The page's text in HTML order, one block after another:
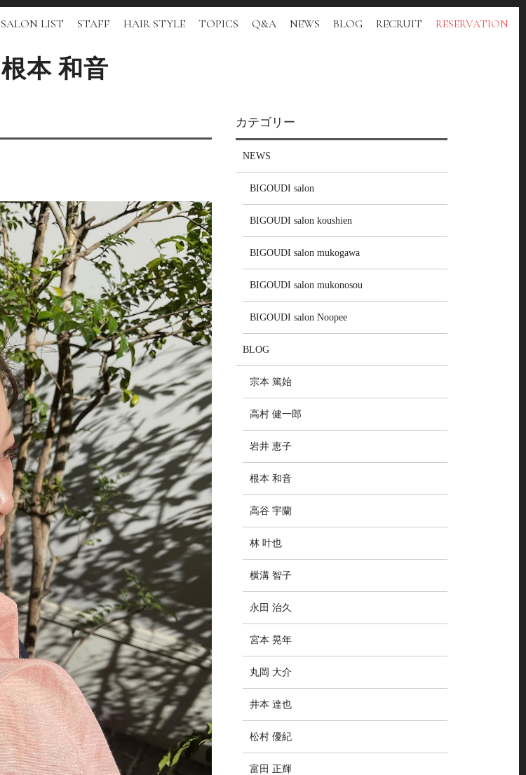
SALON LIST STAFF HAIR STYLE TOPICS Q&A NEWS BLOG RECRUIT RESERVATION
根本 和音
カテゴリー
NEWS
BIGOUDI salon
BIGOUDI salon koushien
BIGOUDI salon mukogawa
BIGOUDI salon mukonosou
BIGOUDI salon Noopee
BLOG
宗本 篤始
高村 健一郎
岩井 恵子
根本 和音
高谷 宇蘭
林 叶也
横溝 智子
永田 治久
宮本 晃年
丸岡 大介
井本 達也
松村 優紀
富田 正輝